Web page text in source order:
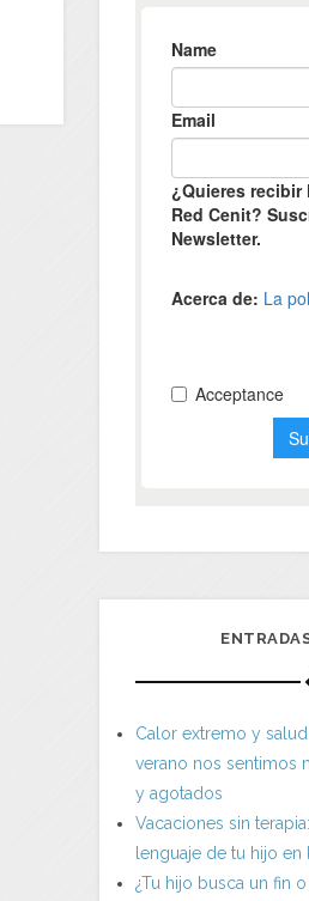
Calor extremo y
verano nos sentimos
y agotados
Vacaciones sin
lenguaje de tu hijo en
¿Tu hijo busca un fin